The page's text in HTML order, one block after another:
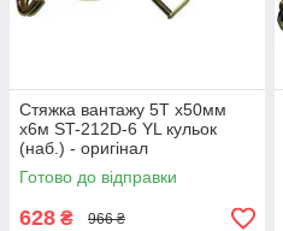
Стяжка вантажу 5T х50мм
х6м ST-212D-6 YL кульок
(наб.) - оригінал
Готово до відправки
628 ₴ 966 ₴